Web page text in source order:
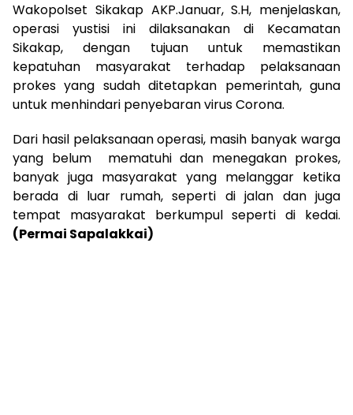
Wakopolset Sikakap AKP.Januar, S.H, menjelaskan,
operasi yustisi ini dilaksanakan di Kecamatan
Sikakap, dengan tujuan untuk memastikan
kepatuhan masyarakat terhadap pelaksanaan
prokes yang sudah ditetapkan pemerintah, guna
untuk menhindari penyebaran virus Corona.
Dari hasil pelaksanaan operasi, masih banyak warga
yang belum mematuhi dan menegakan prokes,
banyak juga masyarakat yang melanggar ketika
berada di luar rumah, seperti di jalan dan juga
tempat masyarakat berkumpul seperti di kedai.
(Permai Sapalakkai)